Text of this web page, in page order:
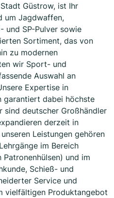
Güstrow, ist Ihr
um Jagdwaffen,
und SP-Pulver sowie
Sortiment, das von
zu modernen
wir Sport- und
Auswahl an
Expertise in
garantiert dabei höchste
sind deutscher Großhändler
derzeit in
Leistungen gehören
im Bereich
und im
Schieß- und
Service und
vielfältigen Produktangebot